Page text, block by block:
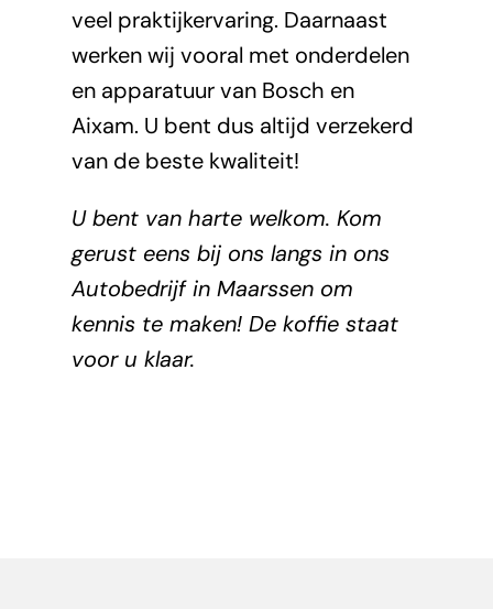
veel praktijkervaring. Daarnaast
werken wij vooral met onderdelen
en apparatuur van Bosch en
Aixam. U bent dus altijd verzekerd
van de beste kwaliteit!
U bent van harte welkom. Kom
gerust eens bij ons langs in ons
Autobedrijf in Maarssen om
kennis te maken! De koffie staat
voor u klaar.